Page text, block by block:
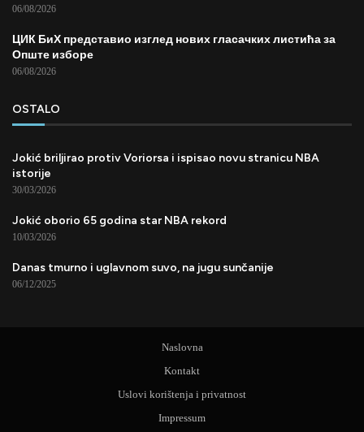
06/08/2026
ЦИК БиХ представио изглед нових гласачких листића за
Опште изборе
06/08/2026
OSTALO
Jokić briljirao protiv Voriorsa i ispisao novu stranicu NBA
istorije
30/03/2026
Jokić oborio 65 godina star NBA rekord
10/03/2026
Danas tmurno i uglavnom suvo, na jugu sunčanije
06/12/2025
Naslovna
Kontakt
Uslovi korištenja i privatnost
Impressum